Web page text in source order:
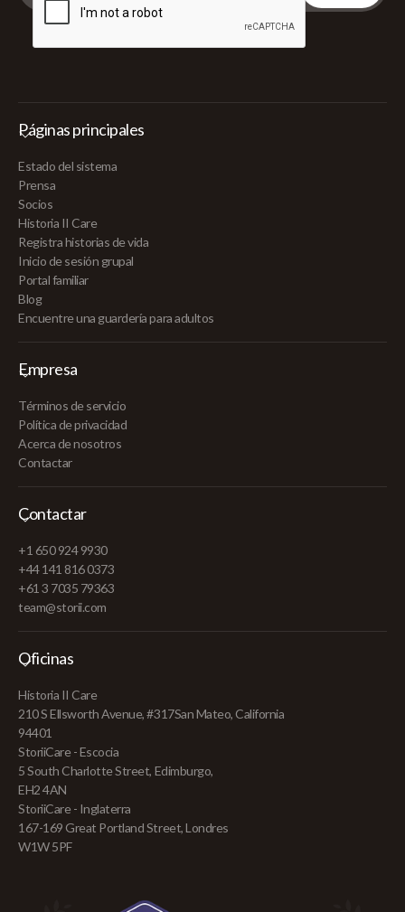
Páginas principales
Estado del sistema
Prensa
Socios
Historia II Care
Registra historias de vida
Inicio de sesión grupal
Portal familiar
Blog
Encuentre una guardería para adultos
Empresa
Términos de servicio
Política de privacidad
Acerca de nosotros
Contactar
Contactar
+1 650 924 9930
+44 141 816 0373
+61 3 7035 79363
team@storii.com
Oficinas
Historia II Care
210 S Ellsworth Avenue, #317San Mateo, California
94401
StoriiCare - Escocia
5 South Charlotte Street, Edimburgo,
EH2 4AN
StoriiCare - Inglaterra
167-169 Great Portland Street, Londres
W1W 5PF